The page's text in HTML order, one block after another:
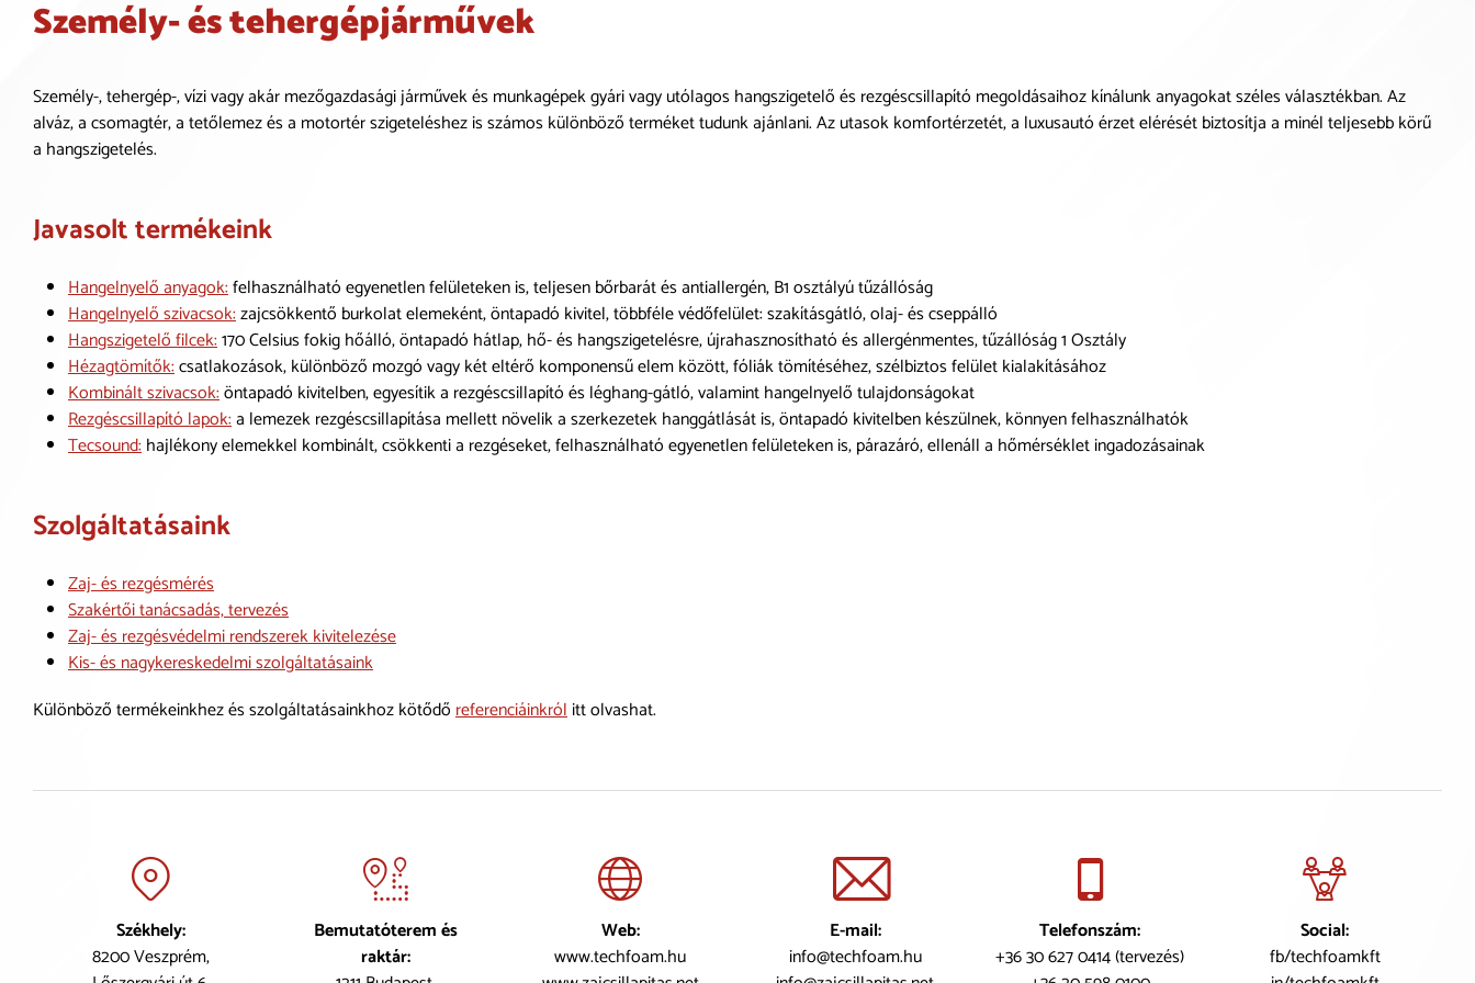
Személy- és tehergépjárművek
Személy-, tehergép-, vízi vagy akár mezőgazdasági járművek és munkagépek gyári vagy utólagos hangszigetelő és rezgéscsillapító megoldásaihoz kínálunk anyagokat széles választékban. Az
alváz, a csomagtér, a tetőlemez és a motortér szigeteléshez is számos különböző terméket tudunk ajánlani. Az utasok komfortérzetét, a luxusautó érzet elérését biztosítja a minél teljesebb körű
a hangszigetelés.
Javasolt termékeink
Hangelnyelő anyagok:felhasználható egyenetlen felületeken is, teljesen bőrbarát és antiallergén, B1 osztályú tűzállóság
Hangelnyelő szivacsok:zajcsökkentő burkolat elemeként, öntapadó kivitel, többféle védőfelület: szakításgátló, olaj- és cseppálló
Hangszigetelő filcek:170 Celsius fokig hőálló, öntapadó hátlap, hő- és hangszigetelésre, újrahasznosítható és allergénmentes, tűzállóság 1 Osztály
Hézagtömítők:csatlakozások, különböző mozgó vagy két eltérő komponensű elem között, fóliák tömítéséhez, szélbiztos felület kialakításához
Kombinált szivacsok:öntapadó kivitelben, egyesítik a rezgéscsillapító és léghang-gátló, valamint hangelnyelő tulajdonságokat
Rezgéscsillapító lapok:a lemezek rezgéscsillapítása mellett növelik a szerkezetek hanggátlását is, öntapadó kivitelben készülnek, könnyen felhasználhatók
Tecsound:hajlékony elemekkel kombinált, csökkenti a rezgéseket, felhasználható egyenetlen felületeken is, párazáró, ellenáll a hőmérséklet ingadozásainak
Szolgáltatásaink
Zaj- és rezgésmérés
Szakértői tanácsadás, tervezés
Zaj- és rezgésvédelmi rendszerek kivitelezése
Kis- és nagykereskedelmi szolgáltatásaink
Különböző termékeinkhez és szolgáltatásainkhoz kötődőreferenciáinkrólitt olvashat.
Székhely:
8200 Veszprém,
Bemutatóterem és
raktár:
Web:
www.techfoam.hu
E-mail:
info@techfoam.hu
Telefonszám:
+36 30 627 0414 (tervezés)
Social:
fb/techfoamkft